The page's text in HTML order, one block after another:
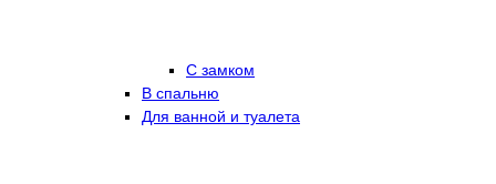
С замком
В спальню
Для ванной и туалета